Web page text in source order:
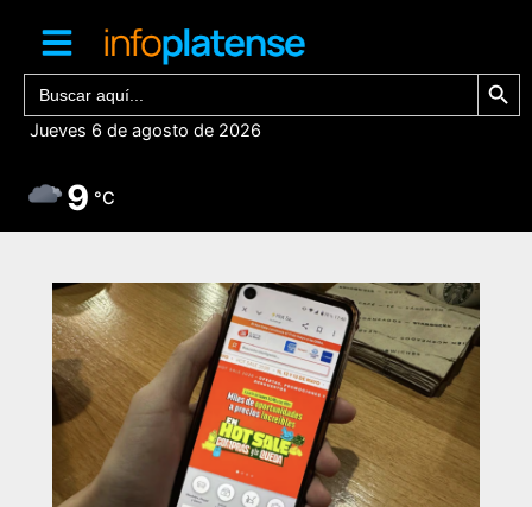
contenido
Buscar: Botón de
Jueves 6 de agosto de 2026
9 °C